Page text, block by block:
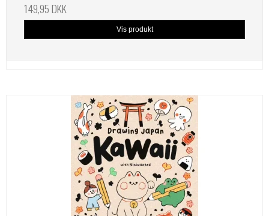
149,95 DKK
Vis produkt